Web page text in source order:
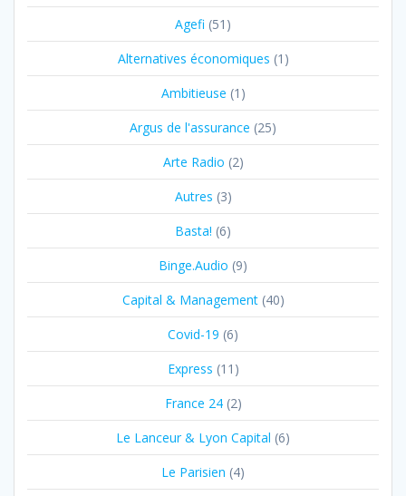
Agefi (51)
Alternatives économiques (1)
Ambitieuse (1)
Argus de l'assurance (25)
Arte Radio (2)
Autres (3)
Basta! (6)
Binge.Audio (9)
Capital & Management(40)
Covid-19 (6)
Express (11)
France 24(2)
Le Lanceur & Lyon Capital (6)
Le Parisien (4)